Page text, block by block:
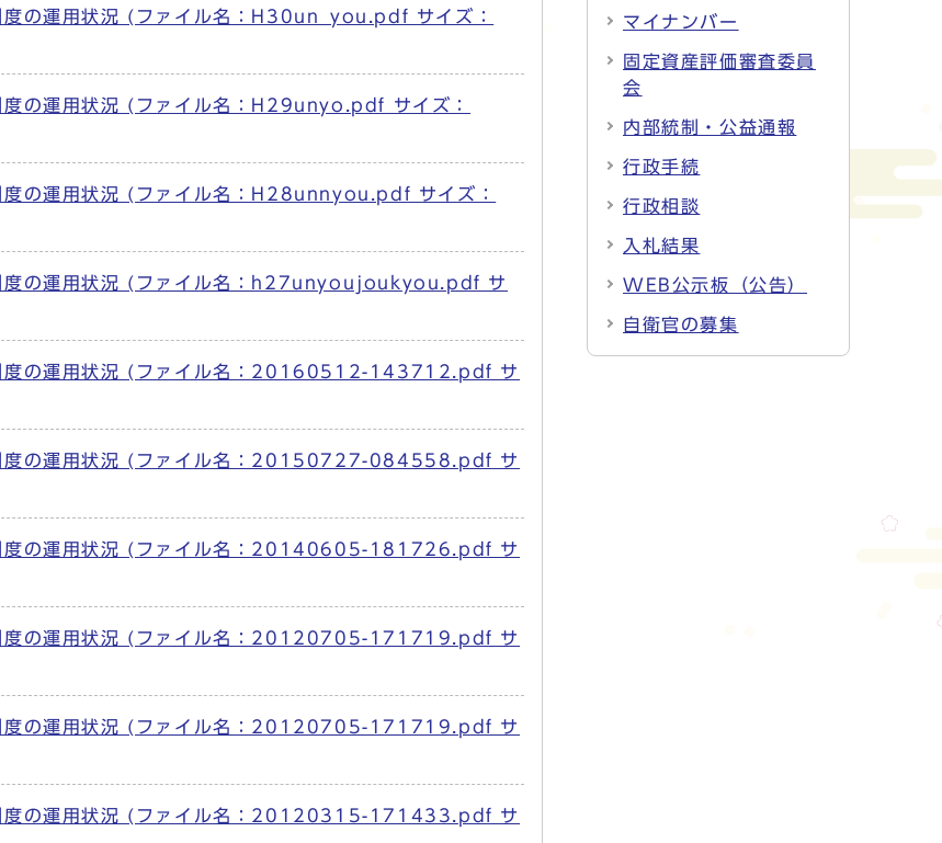
の運用状況 (ファイル名：H30un_you.pdf サイズ：
の運用状況 (ファイル名：H29unyo.pdf サイズ：
度の運用状況 (ファイル名：H28unnyou.pdf サイズ：
度の運用状況 (ファイル名：h27unyoujoukyou.pdf サ
度の運用状況 (ファイル名：20160512-143712.pdf サ
度の運用状況 (ファイル名：20150727-084558.pdf サ
度の運用状況 (ファイル名：20140605-181726.pdf サ
度の運用状況 (ファイル名：20120705-171719.pdf サ
度の運用状況 (ファイル名：20120705-171719.pdf サ
度の運用状況 (ファイル名：20120315-171433.pdf サ
マイナンバー
固定資産評価審査委員
会
内部統制・公益通報
行政手続
行政相談
入札結果
WEB公示板（公告）
自衛官の募集